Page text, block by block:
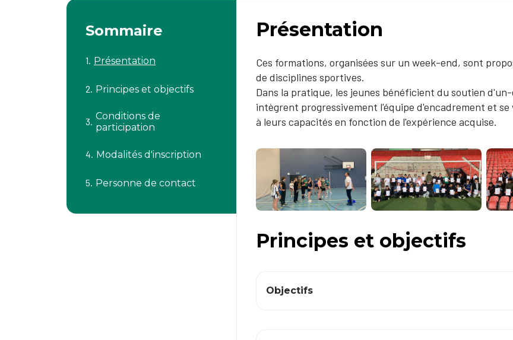
Sommaire
Présentation
Principes et objectifs
Conditions de
participation
Modalités d'inscription
Personne de contact
Présentation
Ces formations, organisées sur un week-end, sont
de disciplines sportives.
Dans la pratique, les jeunes bénéficient du soutien
intègrent progressivement l'équipe d'encadrement et
à leurs capacités en fonction de l'expérience acquise.
Principes et objectifs
Objectifs